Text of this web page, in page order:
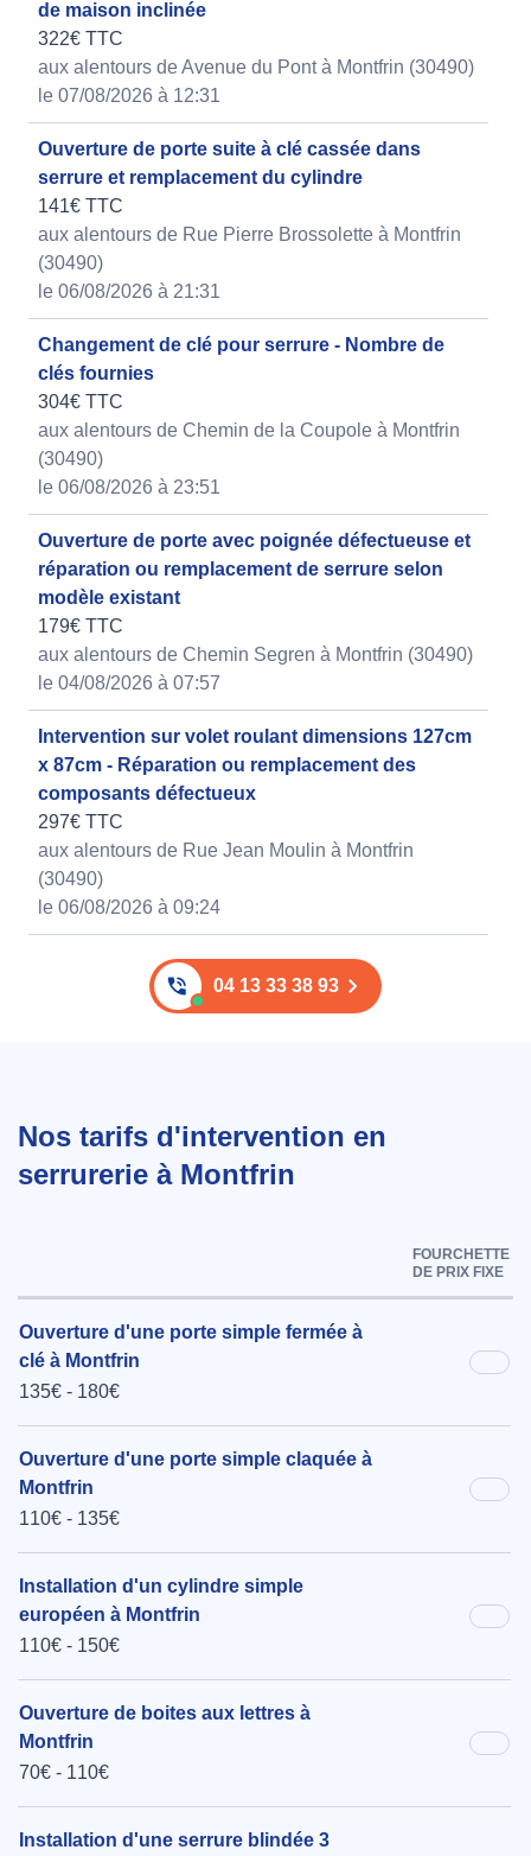
de maison inclinée
322€ TTC
aux alentours de Avenue du Pont à Montfrin (30490)
le 07/08/2026 à 12:31
Ouverture de porte suite à clé cassée dans
serrure et remplacement du cylindre
141€ TTC
aux alentours de Rue Pierre Brossolette à Montfrin
(30490)
le 06/08/2026 à 21:31
Changement de clé pour serrure - Nombre de
clés fournies
304€ TTC
aux alentours de Chemin de la Coupole à Montfrin
(30490)
le 06/08/2026 à 23:51
Ouverture de porte avec poignée défectueuse et
réparation ou remplacement de serrure selon
modèle existant
179€ TTC
aux alentours de Chemin Segren à Montfrin (30490)
le 04/08/2026 à 07:57
Intervention sur volet roulant dimensions 127cm
x 87cm - Réparation ou remplacement des
composants défectueux
297€ TTC
aux alentours de Rue Jean Moulin à Montfrin
(30490)
le 06/08/2026 à 09:24
04 13 33 38 93
Nos tarifs d'intervention en
serrurerie à Montfrin
FOURCHETTE
DE PRIX FIXE
Ouverture d'une porte simple fermée à
clé à Montfrin
135€ - 180€
Ouverture d'une porte simple claquée à
Montfrin
110€ - 135€
Installation d'un cylindre simple
européen à Montfrin
110€ - 150€
Ouverture de boites aux lettres à
Montfrin
70€ - 110€
Installation d'une serrure blindée 3